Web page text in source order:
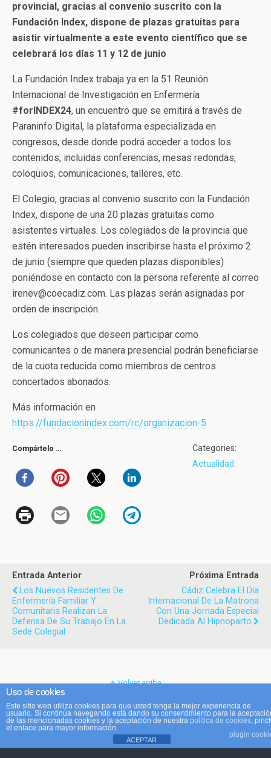
provincial, gracias al convenio suscrito con la
Fundación Index, dispone de plazas gratuitas para
asistir virtualmente a este evento científico que se
celebrará los días 11 y 12 de junio
La Fundación Index trabaja ya en la 51 Reunión
Internacional de Investigación en Enfermería
#forINDEX24, un encuentro que se emitirá a través de
Paraninfo Digital, la plataforma especializada en
congresos, desde donde podrá acceder a todos los
contenidos, incluidas conferencias, mesas redondas,
coloquios, comunicaciones, talleres, etc.
El Colegio, gracias al convenio suscrito con la Fundación
Index, dispone de una 20 plazas gratuitas como
asistentes virtuales. Los colegiados de la provincia que
estén interesados pueden inscribirse hasta el próximo 2
de junio (siempre que queden plazas disponibles)
poniéndose en contacto con la persona referente al correo
irenev@coecadiz.com. Las plazas serán asignadas por
orden de inscripción.
Los colegiados que deseen participar como
comunicantes o de manera presencial podrán beneficiarse
de la cuota reducida como miembros de centros
concertados abonados.
Más información en
https://fundacionindex.com/rc/organizacion-5
Compártelo …
Categories:
Actualidad
Entrada Anterior
Los Nuevos Residentes De
Enfermería Familiar Y
Comunitaria Realizan La
Defensa De Su Trabajo En La
Sede Colegial
Próxima Entrada
Cádiz Celebra El Día
Internacional De La Matrona
Con Una Jornada Especial
Dedicada Al Hipnoparto
Volver arriba
Móvil Escritorio
Uso de cookies
Este sitio web utiliza cookies para que usted tenga la mejor experiencia de
usuario. Si continúa navegando está dando su consentimiento para la
de las mencionadas cookies y la aceptación de nuestra política de cookies ,
el enlace para mayor información.
plugin
ACEPTAR